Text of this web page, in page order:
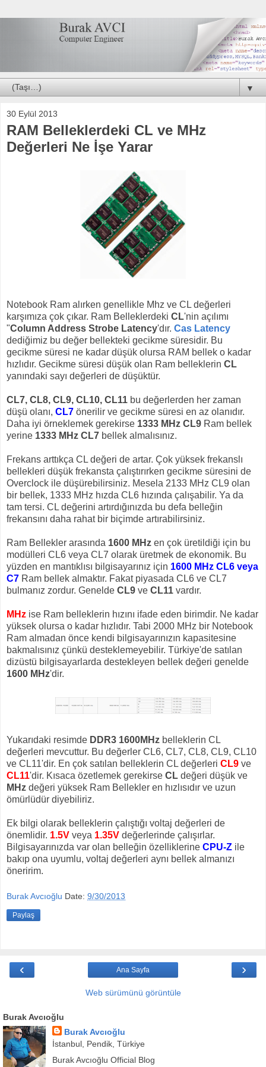
▼
30 Eylül 2013
RAM Belleklerdeki CL ve MHz
Değerleri Ne İşe Yarar
Notebook Ram alırken genellikle Mhz ve CL değerleri
karşımıza çok çıkar. Ram Belleklerdeki CL'nin açılımı
"Column Address Strobe Latency'dır. Cas Latency
dediğimiz bu değer bellekteki gecikme süresidir. Bu
gecikme süresi ne kadar düşük olursa RAM bellek o kadar
hızlıdır. Gecikme süresi düşük olan Ram belleklerin CL
yanındaki sayı değerleri de düşüktür.
CL7, CL8, CL9, CL10, CL11 bu değerlerden her zaman
düşü olanı, CL7 önerilir ve gecikme süresi en az olanıdır.
Daha iyi örneklemek gerekirse 1333 MHz CL9 Ram bellek
yerine 1333 MHz CL7 bellek almalısınız.
Frekans arttıkça CL değeri de artar. Çok yüksek frekanslı
bellekleri düşük frekansta çalıştırırken gecikme süresini de
Overclock ile düşürebilirsiniz. Mesela 2133 MHz CL9 olan
bir bellek, 1333 MHz hızda CL6 hızında çalışabilir. Ya da
tam tersi. CL değerini artırdığınızda bu defa belleğin
frekansını daha rahat bir biçimde artırabilirsiniz.
Ram Bellekler arasında 1600 MHz en çok üretildiği için bu
modülleri CL6 veya CL7 olarak üretmek de ekonomik. Bu
yüzden en mantıklısı bilgisayarınız için 1600 MHz CL6 veya
C7 Ram bellek almaktır. Fakat piyasada CL6 ve CL7
bulmanız zordur. Genelde CL9 ve CL11 vardır.
MHz ise Ram belleklerin hızını ifade eden birimdir. Ne kadar
yüksek olursa o kadar hızlıdır. Tabi 2000 MHz bir Notebook
Ram almadan önce kendi bilgisayarınızın kapasitesine
bakmalısınız çünkü desteklemeyebilir. Türkiye'de satılan
dizüstü bilgisayarlarda destekleyen bellek değeri genelde
1600 MHz'dir.
Yukarıdaki resimde DDR3 1600MHz belleklerin CL
değerleri mevcuttur. Bu değerler CL6, CL7, CL8, CL9, CL10
ve CL11'dir. En çok satılan belleklerin CL değerleri CL9 ve
CL11'dir. Kısaca özetlemek gerekirse CL değeri düşük ve
MHz değeri yüksek Ram Bellekler en hızlısıdır ve uzun
ömürlüdür diyebiliriz.
Ek bilgi olarak belleklerin çalıştığı voltaj değerleri de
önemlidir. 1.5V veya 1.35V değerlerinde çalışırlar.
Bilgisayarınızda var olan belleğin özelliklerine CPU-Z ile
bakıp ona uyumlu, voltaj değerleri aynı bellek almanızı
öneririm.
Burak Avcıoğlu Date: 9/30/2013
Paylaş
‹ ›
Ana Sayfa
Web sürümünü görüntüle
Burak Avcıoğlu
Burak Avcıoğlu
İstanbul, Pendik, Türkiye
Burak Avcıoğlu Official Blog